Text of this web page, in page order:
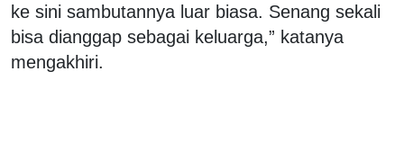
ke sini sambutannya luar biasa. Senang sekali
bisa dianggap sebagai keluarga,” katanya
mengakhiri.